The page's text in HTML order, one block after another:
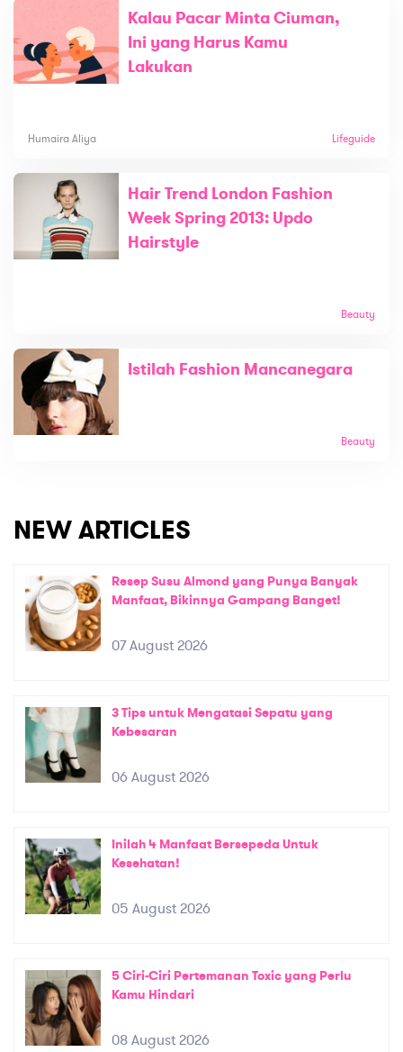
Kalau Pacar Minta Ciuman,
Ini yang Harus Kamu
Lakukan
Humaira Aliya Lifeguide
Hair Trend London Fashion
Week Spring 2013: Updo
Hairstyle
Beauty
Istilah Fashion Mancanegara
Beauty
NEW ARTICLES
Resep Susu Almond yang Punya Banyak
Manfaat, Bikinnya Gampang Banget!
07 August 2026
3 Tips untuk Mengatasi Sepatu yang
Kebesaran
06 August 2026
Inilah 4 Manfaat Bersepeda Untuk
Kesehatan!
05 August 2026
5 Ciri-Ciri Pertemanan Toxic yang Perlu
Kamu Hindari
08 August 2026